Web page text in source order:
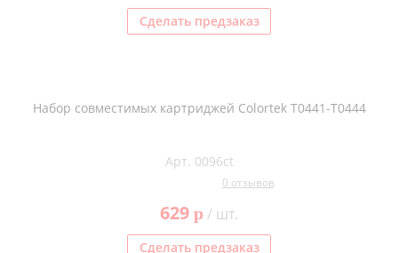
Сделать предзаказ
Набор совместимых картриджей Colortek T0441-T0444
Арт. 0096ct
0 отзывов
629 p/ шт.
Сделать предзаказ